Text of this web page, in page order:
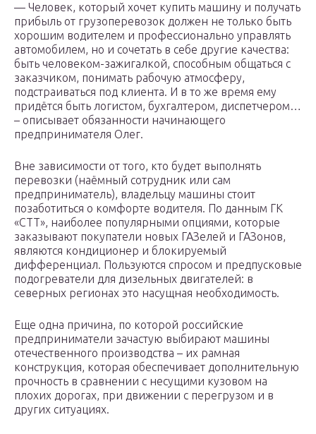
— Человек, который хочет купить машину и получать
прибыль от грузоперевозок должен не только быть
хорошим водителем и профессионально управлять
автомобилем, но и сочетать в себе другие качества:
быть человеком-зажигалкой, способным общаться с
заказчиком, понимать рабочую атмосферу,
подстраиваться под клиента. И в то же время ему
придётся быть логистом, бухгалтером, диспетчером…
– описывает обязанности начинающего
предпринимателя Олег.
Вне зависимости от того, кто будет выполнять
перевозки (наёмный сотрудник или сам
предприниматель), владельцу машины стоит
позаботиться о комфорте водителя. По данным ГК
«СТТ», наиболее популярными опциями, которые
заказывают покупатели новых ГАЗелей и ГАЗонов,
являются кондиционер и блокируемый
дифференциал. Пользуются спросом и предпусковые
подогреватели для дизельных двигателей: в
северных регионах это насущная необходимость.
Еще одна причина, по которой российские
предприниматели зачастую выбирают машины
отечественного производства – их рамная
конструкция, которая обеспечивает дополнительную
прочность в сравнении с несущими кузовом на
плохих дорогах, при движении с перегрузом и в
других ситуациях.